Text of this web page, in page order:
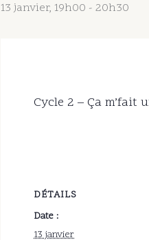
13 janvier, 19h00 - 20h30
Cycle 2 – Ça m’fait
DÉTAILS
Date :
13 janvier